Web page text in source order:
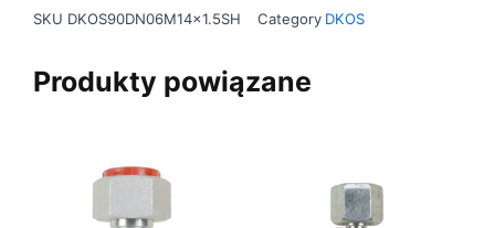
SKU DKOS90DN06M14x1.5SH Category DKOS
Produkty powiązane